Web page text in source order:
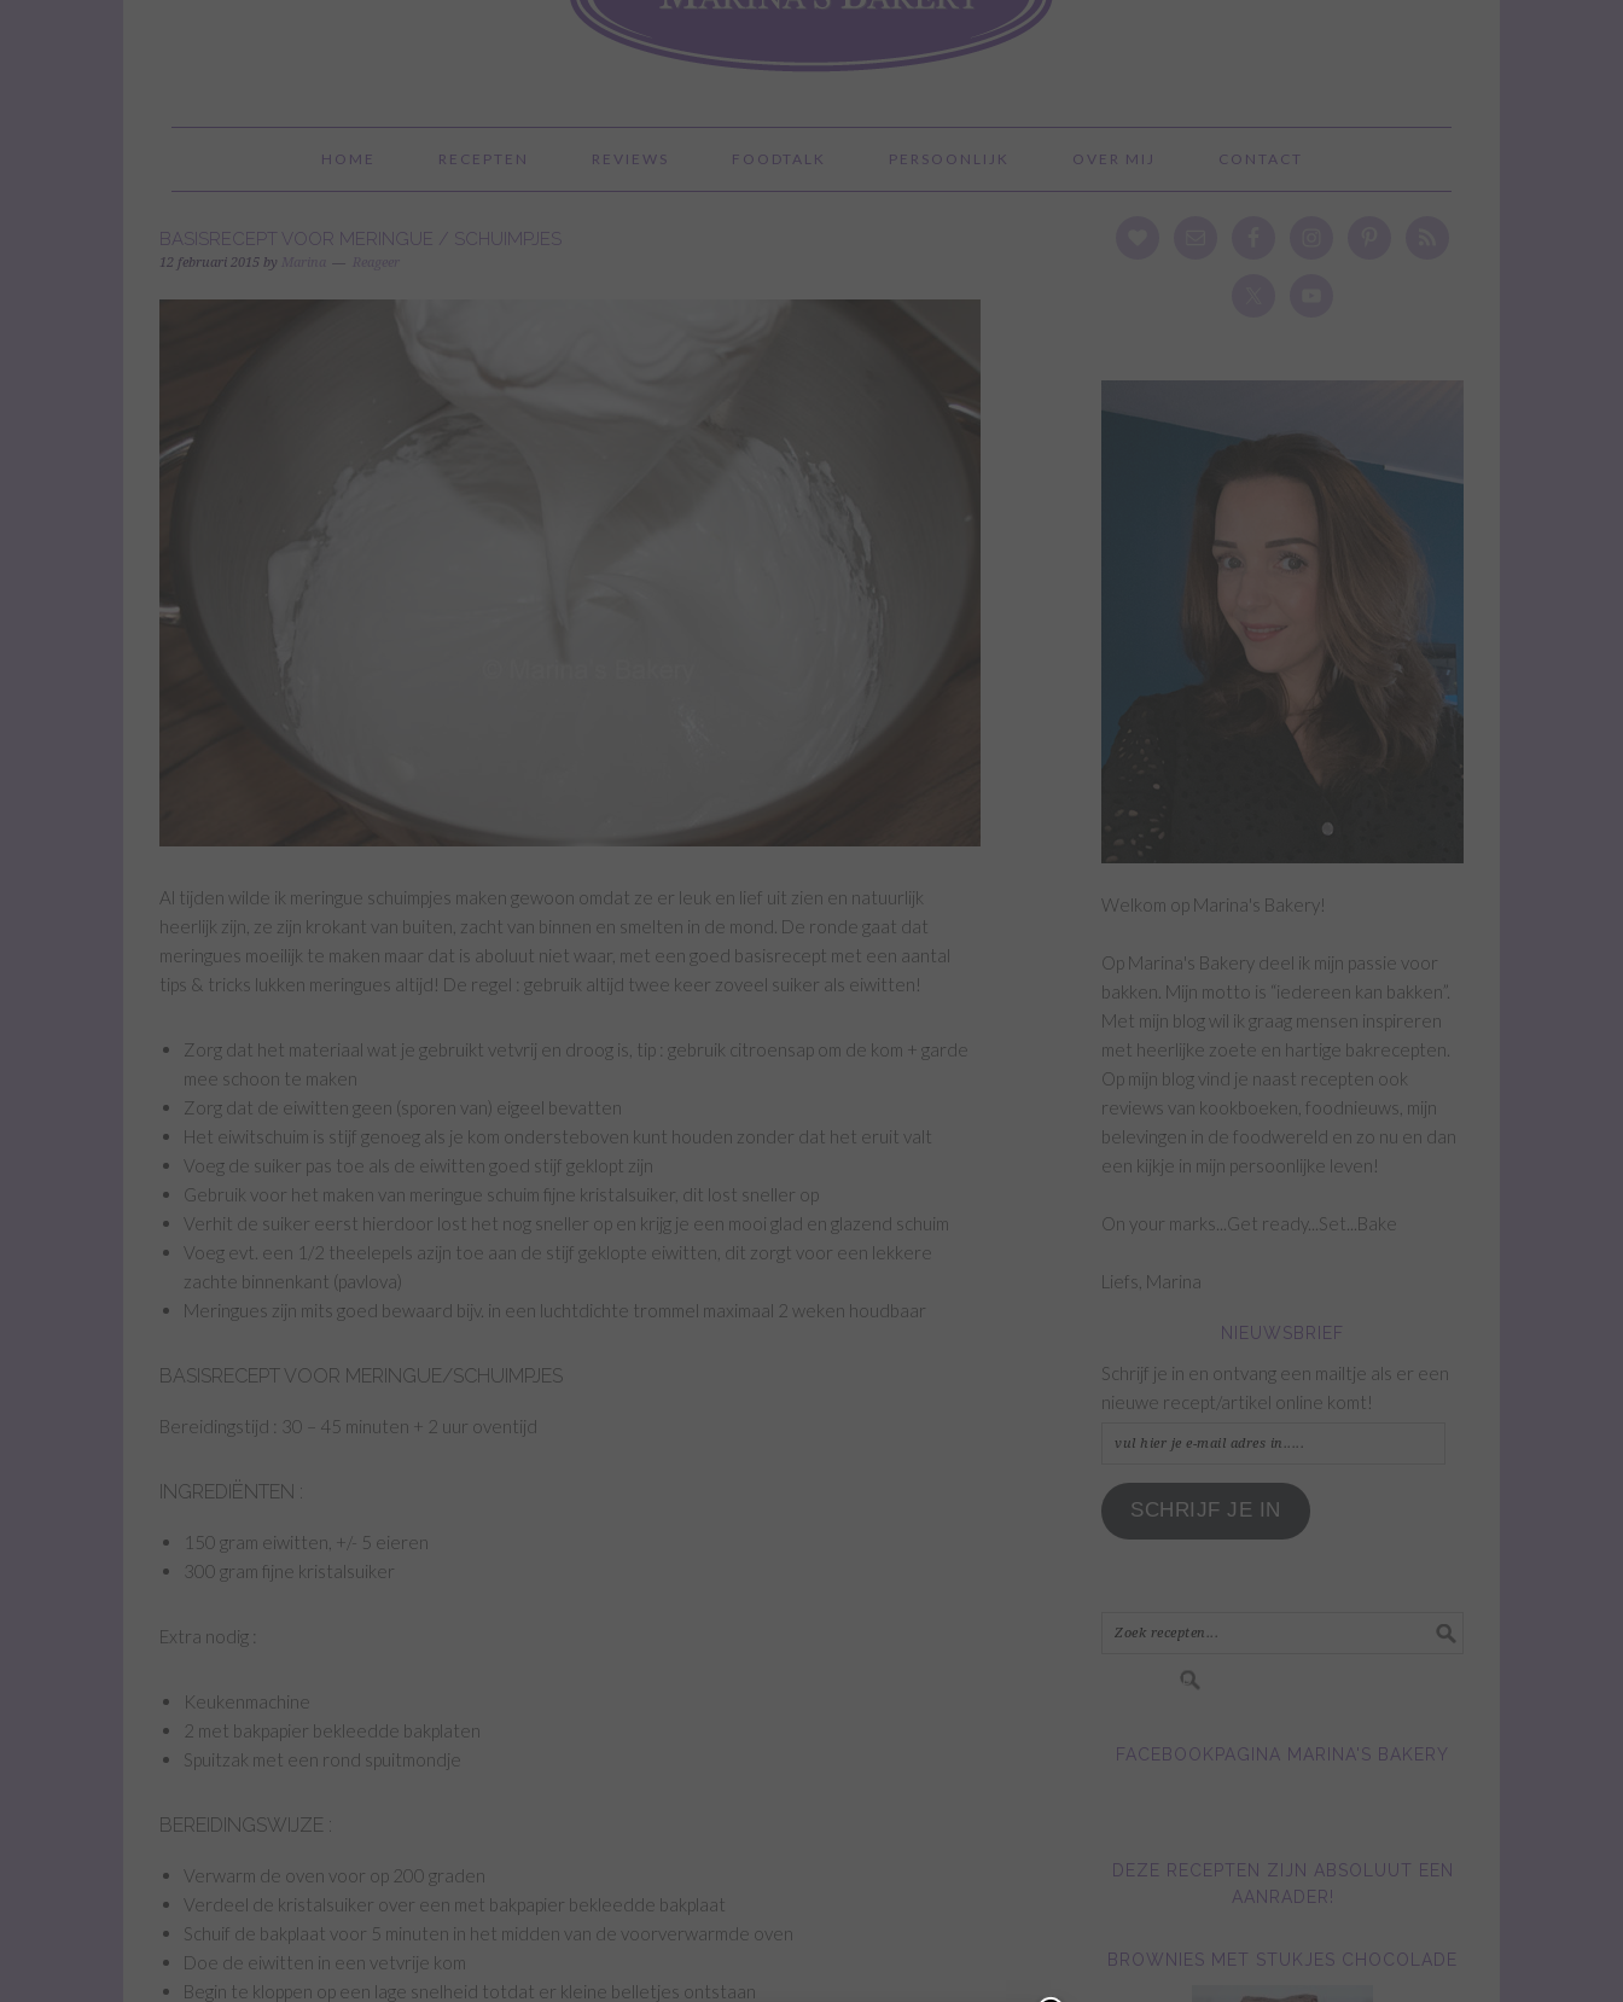
HOME RECEPTEN REVIEWS FOODTALK PERSOONLIJK OVER MIJ CONTACT
BASISRECEPT VOOR MERINGUE / SCHUIMPJES
12 februari 2015 by Marina Reageer
Al tijden wilde ik meringue schuimpjes maken gewoon omdat ze er leuk en lief uit zien en natuurlijk
heerlijk zijn, ze zijn krokant van buiten, zacht van binnen en smelten in de mond. De ronde gaat dat
meringues moeilijk te maken maar dat is aboluut niet waar, met een goed basisrecept met een aantal
tips & tricks lukken meringues altijd! De regel : gebruik altijd twee keer zoveel suiker als eiwitten!
Zorg dat het materiaal wat je gebruikt vetvrij en droog is, tip : gebruik citroensap om de kom + garde
mee schoon te maken
Zorg dat de eiwitten geen (sporen van) eigeel bevatten
Het eiwitschuim is stijf genoeg als je kom ondersteboven kunt houden zonder dat het eruit valt
Voeg de suiker pas toe als de eiwitten goed stijf geklopt zijn
Gebruik voor het maken van meringue schuim fijne kristalsuiker, dit lost sneller op
Verhit de suiker eerst hierdoor lost het nog sneller op en krijg je een mooi glad en glazend schuim
Voeg evt. een 1/2 theelepels azijn toe aan de stijf geklopte eiwitten, dit zorgt voor een lekkere
zachte binnenkant (pavlova)
Meringues zijn mits goed bewaard bijv. in een luchtdichte trommel maximaal 2 weken houdbaar
BASISRECEPT VOOR MERINGUE/SCHUIMPJES
Bereidingstijd : 30 – 45 minuten + 2 uur oventijd
INGREDIËNTEN :
150 gram eiwitten, +/- 5 eieren
300 gram fijne kristalsuiker
Extra nodig :
Keukenmachine
2 met bakpapier bekleedde bakplaten
Spuitzak met een rond spuitmondje
BEREIDINGSWIJZE :
Verwarm de oven voor op 200 graden
Verdeel de kristalsuiker over een met bakpapier bekleedde bakplaat
Schuif de bakplaat voor 5 minuten in het midden van de voorverwarmde oven
Doe de eiwitten in een vetvrije kom
Begin te kloppen op een lage snelheid totdat er kleine belletjes ontstaan
Welkom op Marina's Bakery!
Op Marina's Bakery deel ik mijn passie voor
bakken. Mijn motto is “iedereen kan bakken”.
Met mijn blog wil ik graag mensen inspireren
met heerlijke zoete en hartige bakrecepten.
Op mijn blog vind je naast recepten ook
reviews van kookboeken, foodnieuws, mijn
belevingen in de foodwereld en zo nu en dan
een kijkje in mijn persoonlijke leven!
On your marks...Get ready...Set...Bake
Liefs, Marina
NIEUWSBRIEF
Schrijf je in en ontvang een mailtje als er een
nieuwe recept/artikel online komt!
vul
je
e-
SCHRIJF JE IN
FACEBOOKPAGINA MARINA'S BAKERY
DEZE RECEPTEN ZIJN ABSOLUUT EEN
AANRADER!
BROWNIES MET STUKJES CHOCOLADE